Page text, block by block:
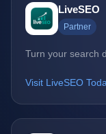
LiveSEO
Partner
Turn your search
Visit LiveSEO